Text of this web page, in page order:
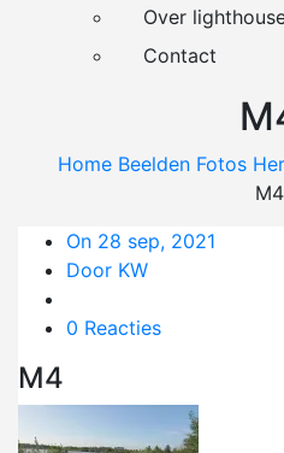
Over
Contact
Home Beelden Fotos
M4
On 28 sep, 2021
Door KW
0 Reacties
M4